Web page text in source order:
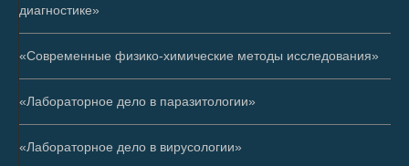
диагностике»
«Современные физико-химические методы исследования»
«Лабораторное дело в паразитологии»
«Лабораторное дело в вирусологии»